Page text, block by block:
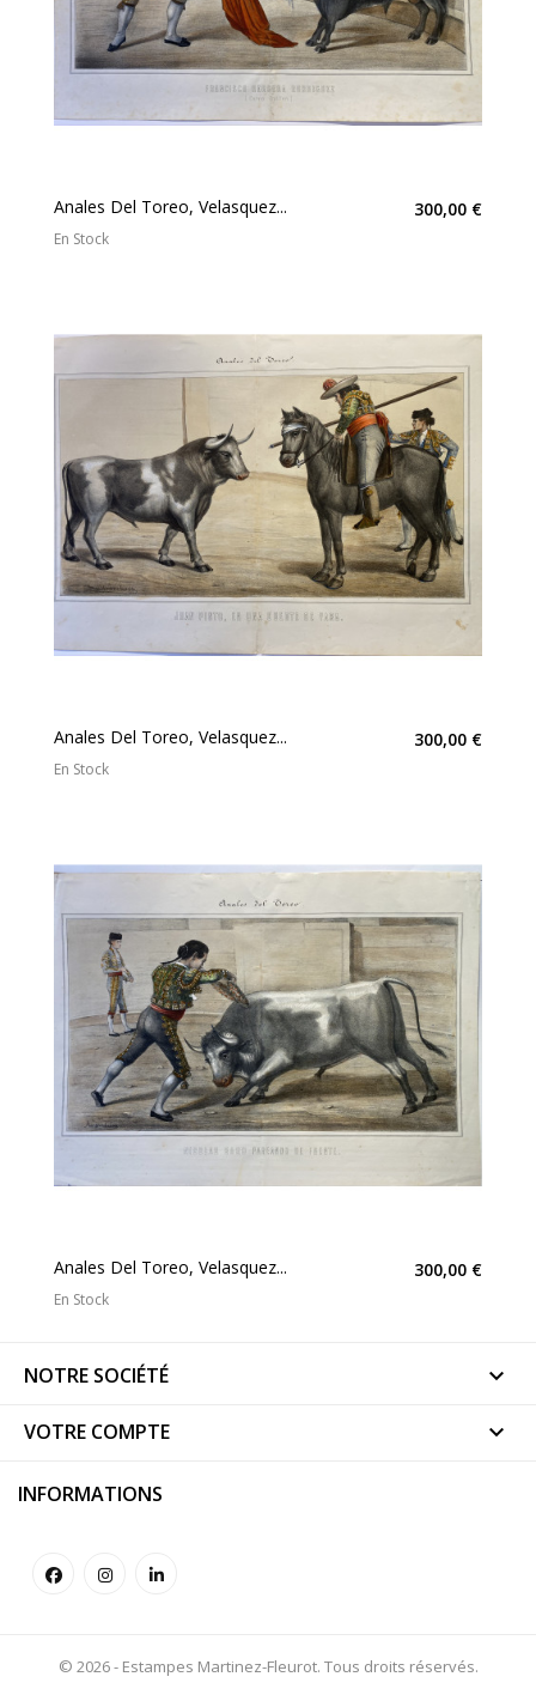
Anales Del Toreo, Velasquez... 300,00 €
En Stock
Anales Del Toreo, Velasquez... 300,00 €
En Stock
Anales Del Toreo, Velasquez... 300,00 €
En Stock
NOTRE SOCIÉTÉ 
VOTRE COMPTE 
INFORMATIONS
© 2026 - Estampes Martinez-Fleurot. Tous droits réservés.